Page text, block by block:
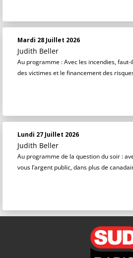
Mardi 28 Juillet 2026
Judith Beller
Au programme : Avec les incendies,
des victimes et le financement des
Lundi 27 Juillet 2026
Judith Beller
Au programme de la question du soir :
vous l’argent public, dans plus de